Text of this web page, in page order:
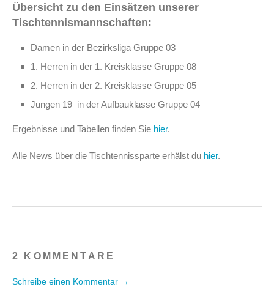
Übersicht zu den Einsätzen unserer
Tischtennismannschaften:
Damen in der Bezirksliga Gruppe 03
1. Herren in der 1. Kreisklasse Gruppe 08
2. Herren in der 2. Kreisklasse Gruppe 05
Jungen 19 in der Aufbauklasse Gruppe 04
Ergebnisse und Tabellen finden Sie hier.
Alle News über die Tischtennissparte erhälst du hier.
2 KOMMENTARE
Schreibe einen Kommentar →